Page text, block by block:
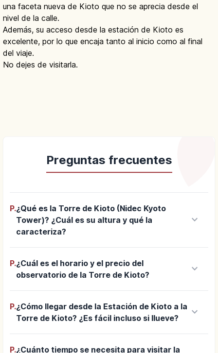
una faceta nueva de Kioto que no se aprecia desde el
nivel de la calle.
Además, su acceso desde la estación de Kioto es
excelente, por lo que encaja tanto al inicio como al final
del viaje.
No dejes de visitarla.
Preguntas frecuentes
P.¿Qué es la Torre de Kioto (Nidec Kyoto
Tower)? ¿Cuál es su altura y qué la
caracteriza?
keyboard_arrow_down
P.¿Cuál es el horario y el precio del
observatorio de la Torre de Kioto?
keyboard_arrow_down
P.¿Cómo llegar desde la Estación de Kioto a la
Torre de Kioto? ¿Es fácil incluso si llueve?
keyboard_arrow_down
P.¿Cuánto tiempo se necesita para visitar la